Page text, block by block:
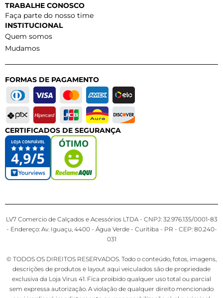
TRABALHE CONOSCO
Faça parte do nosso time
INSTITUCIONAL
Quem somos
Mudamos
FORMAS DE PAGAMENTO
CERTIFICADOS DE SEGURANÇA
LV7 Comercio de Calçados e Acessórios LTDA - CNPJ: 32.976.135/0001-83
- Endereço: Av. Iguaçu, 4400 - Água Verde - Curitiba - PR - CEP: 80.240-
031
© TODOS OS DIREITOS RESERVADOS. Todo o conteúdo, fotos, imagens,
descrições de produtos e layout aqui veiculados são de propriedade
exclusiva da Loja Virus 41. Fica proibido qualquer uso total ou parcial
sem expressa autorização. A violação de qualquer direito mencionado